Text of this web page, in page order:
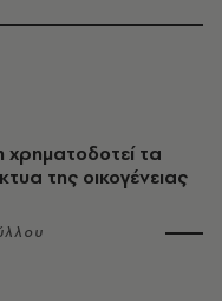
τα
της οικογένειας